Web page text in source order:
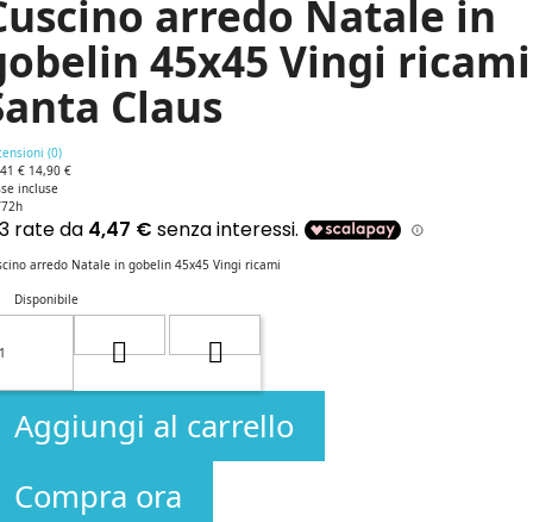
arredo Natale in
45x45 Vingi ricami
Claus
(0)
€ 14,90 €
incluse
arredo Natale in gobelin 45x45 Vingi ricami
Disponibile
Aggiungi al carrello
Compra ora